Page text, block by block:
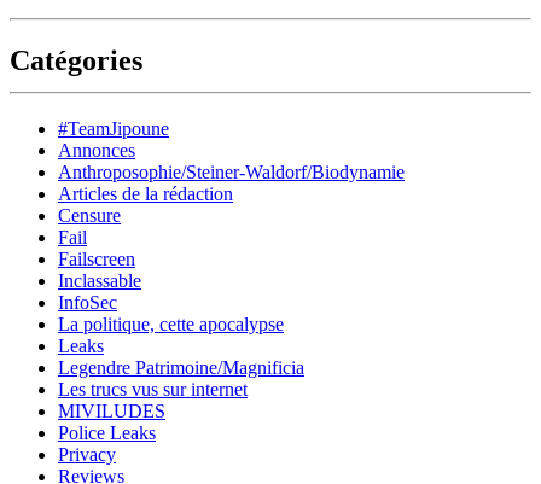
Catégories
#TeamJipoune
Annonces
Anthroposophie/Steiner-Waldorf/Biodynamie
Articles de la rédaction
Censure
Fail
Failscreen
Inclassable
InfoSec
La politique, cette apocalypse
Leaks
Legendre Patrimoine/Magnificia
Les trucs vus sur internet
MIVILUDES
Police Leaks
Privacy
Reviews